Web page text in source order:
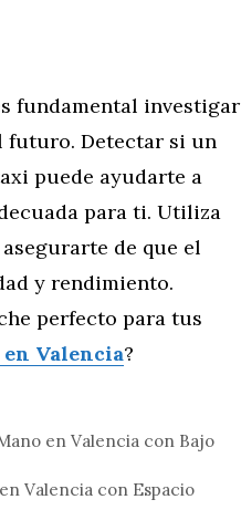
fundamental investigar
futuro. Detectar si un
puede ayudarte a
para ti. Utiliza
de que el
y rendimiento.
perfecto para tus
en Valencia?
en Valencia con Bajo
Valencia con Espacio